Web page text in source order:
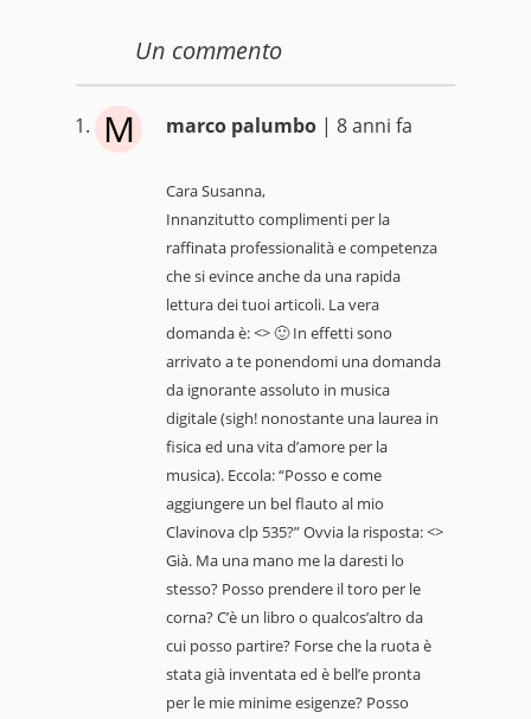
Un commento
M marco palumbo | 8 anni fa
Cara Susanna,
Innanzitutto complimenti per la
raffinata professionalità e competenza
che si evince anche da una rapida
lettura dei tuoi articoli. La vera
domanda è: <> 🙂 In effetti sono
arrivato a te ponendomi una domanda
da ignorante assoluto in musica
digitale (sigh! nonostante una laurea in
fisica ed una vita d’amore per la
musica). Eccola: “Posso e come
aggiungere un bel flauto al mio
Clavinova clp 535?” Ovvia la risposta: <>
Già. Ma una mano me la daresti lo
stesso? Posso prendere il toro per le
corna? C’è un libro o qualcos’altro da
cui posso partire? Forse che la ruota è
stata già inventata ed è bell’e pronta
per le mie minime esigenze? Posso